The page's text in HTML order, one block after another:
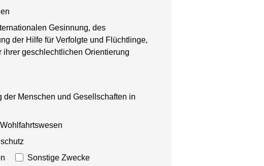
Gesinnung‚ des
der Hilfe für Verfolgte und Flüchtlinge‚
ihrer geschlechtlichen Orientierung
Menschen und Gesellschaften in
Sonstige Zwecke